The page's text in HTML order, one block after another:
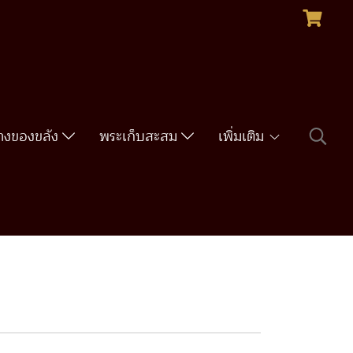
งของขลัง พระเก็บสะสม เพิ่มเติม